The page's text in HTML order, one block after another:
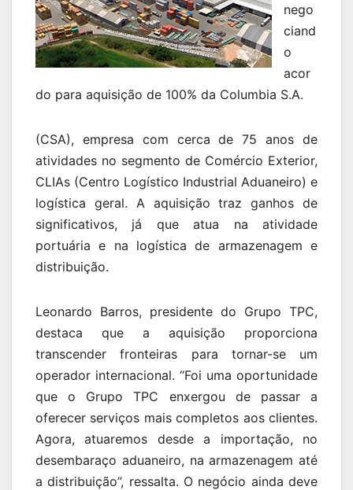
nego
ciand
o
acor
do para aquisição de 100% da Columbia S.A.
(CSA), empresa com cerca de 75 anos de
atividades no segmento de Comércio Exterior,
CLIAs (Centro Logístico Industrial Aduaneiro) e
logística geral. A aquisição traz ganhos de
significativos, já que atua na atividade
portuária e na logística de armazenagem e
distribuição.
Leonardo Barros, presidente do Grupo TPC,
destaca que a aquisição proporciona
transcender fronteiras para tornar-se um
operador internacional. “Foi uma oportunidade
que o Grupo TPC enxergou de passar a
oferecer serviços mais completos aos clientes.
Agora, atuaremos desde a importação, no
desembaraço aduaneiro, na armazenagem até
a distribuição”, ressalta. O negócio ainda deve